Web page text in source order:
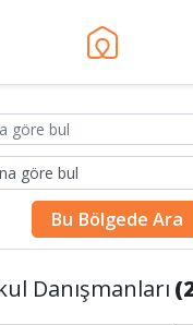
Bu Bölgede Ara
Danışmanları